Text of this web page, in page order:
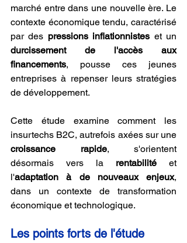
marché entre dans une nouvelle ère. Le
contexte économique tendu, caractérisé
par des pressions inflationnistes
durcissement de l'accès aux
financements, pousse ces jeunes
entreprises à repenser leurs stratégies
de développement.
Cette étude examine comment les
insurtechs B2C, autrefois axées sur une
croissance rapide, s'orientent
désormais vers la rentabilité et
l'adaptation à de nouveaux enjeux,
dans un contexte de transformation
économique et technologique.
Les points forts de l'étude